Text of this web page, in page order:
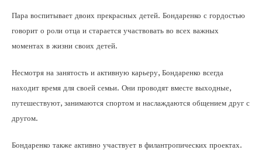
Пара воспитывает двоих прекрасных детей. Бондаренко с гордостью
говорит о роли отца и старается участвовать во всех важных
моментах в жизни своих детей.
Несмотря на занятость и активную карьеру, Бондаренко всегда
находит время для своей семьи. Они проводят вместе выходные,
путешествуют, занимаются спортом и наслаждаются общением друг с
другом.
Бондаренко также активно участвует в филантропических проектах.